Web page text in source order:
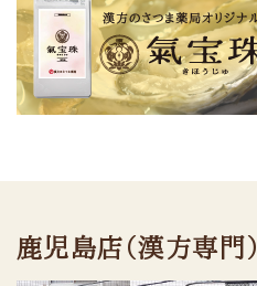
鹿児島店（漢方専門）